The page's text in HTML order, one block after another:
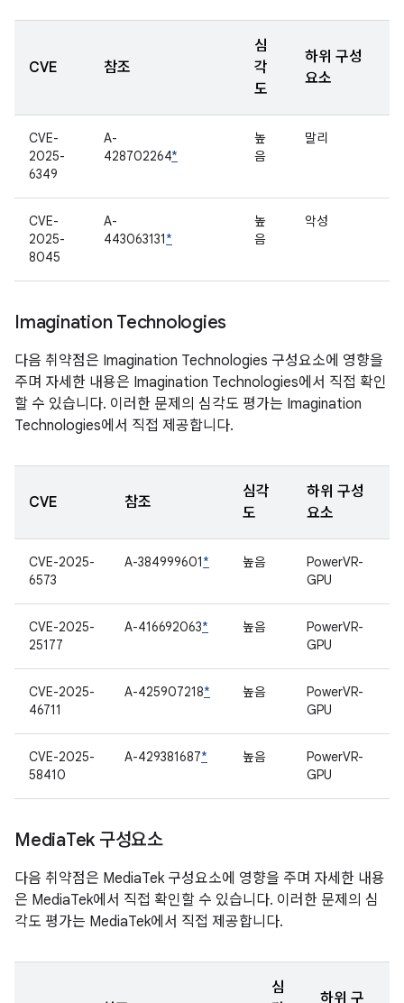
CVE 참조
심
각
도
하위 구성
요소
CVE-
2025-
6349
A-
428702264*
높
음
말리
CVE-
2025-
8045
A-
443063131*
높
음
악성
Imagination Technologies
다음 취약점은 Imagination Technologies 구성요소에 영향을
주며 자세한 내용은 Imagination Technologies에서 직접 확인
할 수 있습니다. 이러한 문제의 심각도 평가는 Imagination
Technologies에서 직접 제공합니다.
CVE 참조
심각
도
하위 구성
요소
CVE-2025-
6573
A-384999601* 높음
PowerVR-
GPU
CVE-2025-
25177
A-416692063* 높음
PowerVR-
GPU
CVE-2025-
46711
A-425907218* 높음
PowerVR-
GPU
CVE-2025-
58410
A-429381687* 높음
PowerVR-
GPU
MediaTek 구성요소
다음 취약점은 MediaTek 구성요소에 영향을 주며 자세한 내용
은 MediaTek에서 직접 확인할 수 있습니다. 이러한 문제의 심
각도 평가는 MediaTek에서 직접 제공합니다.
심
하위 구